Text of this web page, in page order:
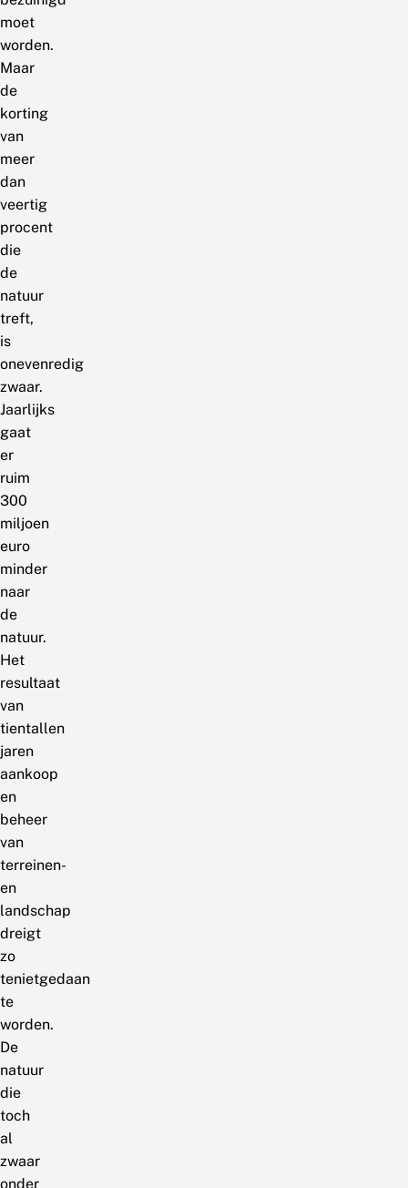
moet
worden.
Maar
de
korting
van
meer
dan
veertig
procent
die
de
natuur
treft,
is
onevenredig
zwaar.
Jaarlijks
gaat
er
ruim
300
miljoen
euro
minder
naar
de
natuur.
Het
resultaat
van
tientallen
jaren
aankoop
en
beheer
van
terreinen-
en
landschap
dreigt
zo
tenietgedaan
te
worden.
De
natuur
die
toch
al
zwaar
onder